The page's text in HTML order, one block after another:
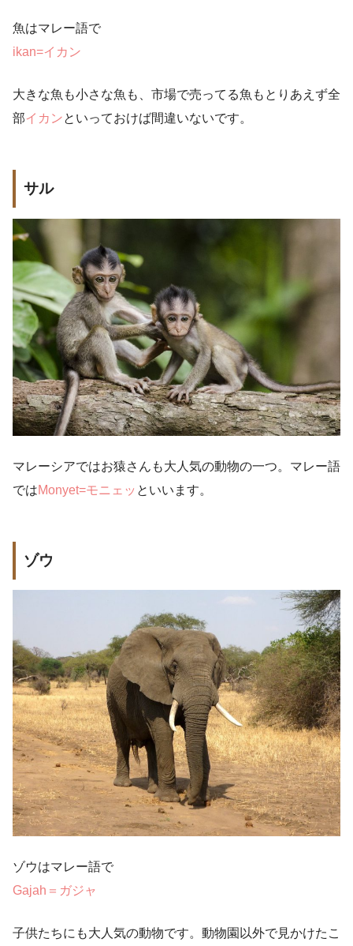
魚はマレー語で
ikan=イカン
大きな魚も小さな魚も、市場で売ってる魚もとりあえず全
部イカンといっておけば間違いないです。
サル
マレーシアではお猿さんも大人気の動物の一つ。マレー語
ではMonyet=モニェッ といいます。
ゾウ
ゾウはマレー語で
Gajah＝ガジャ
子供たちにも大人気の動物です。動物園以外で見かけたこ